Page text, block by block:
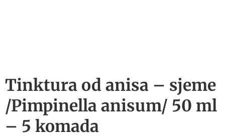
Tinktura od anisa – sjeme
/Pimpinella anisum/ 50 ml
– 5 komada